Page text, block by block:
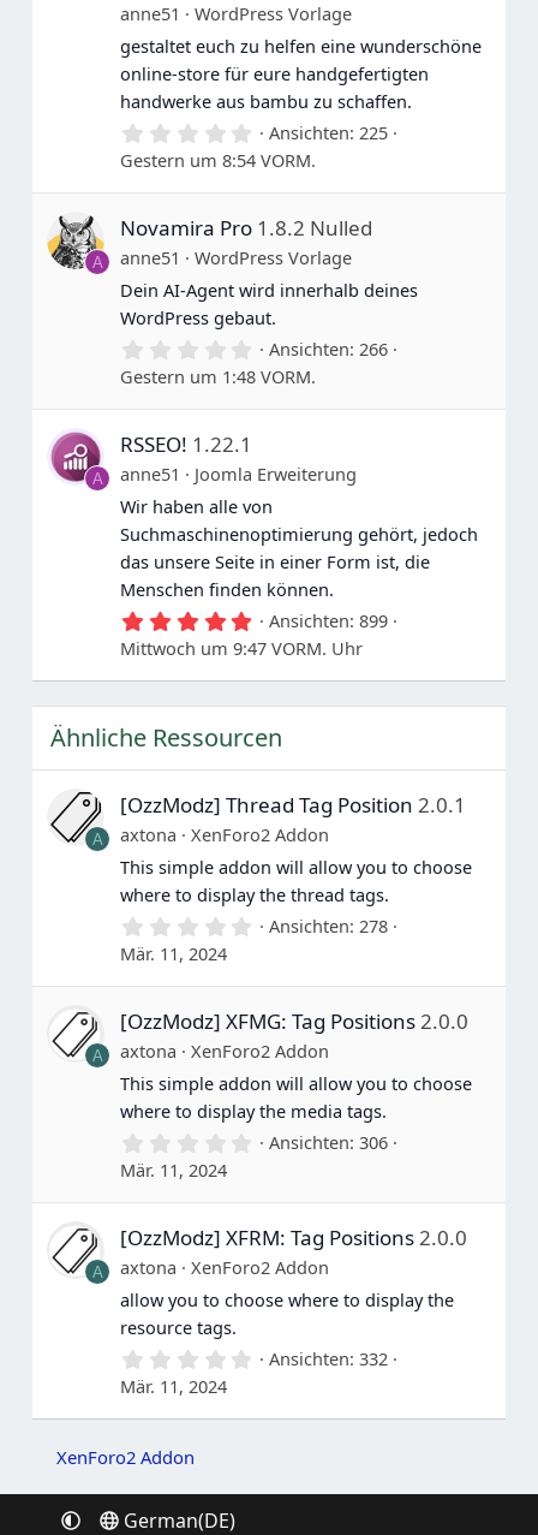
anne51
WordPress Vorlage
gestaltet euch zu helfen eine wunderschöne
online-store für eure handgefertigten
handwerke aus bambu zu schaffen.
0
.
0
0
t
r
n
e
Ansichten 225
Gestern um 8:54 VORM.
A
Novamira Pro 1.8.2 Nulled
anne51
WordPress Vorlage
Dein AI-Agent wird innerhalb deines
WordPress gebaut.
0
.
0
0
e
r
n
e
Ansichten 266
Gestern um 1:48 VORM.
A
RSSEO! 1.22.1
anne51
Joomla Erweiterung
Wir haben alle von
Suchmaschinenoptimierung gehört, jedoch
das unsere Seite in einer Form ist, die
Menschen finden können.
5
.
0
0
e
r
n
Ansichten 899
Mittwoch um 9:47 VORM. Uhr
Ähnliche Ressourcen
A
[OzzModz] Thread Tag Position 2.0.1
axtona
XenForo2 Addon
This simple addon will allow you to choose
where to display the thread tags.
0
0
t
e
r
n
e
Ansichten 278
Mär. 11, 2024
A
[OzzModz] XFMG: Tag Positions2.0.0
axtona
XenForo2 Addon
This simple addon will allow you to choose
where to display the media tags.
0
0
t
e
r
n
e
Ansichten 306
Mär. 11, 2024
A
[OzzModz] XFRM: Tag Positions2.0.0
axtona
XenForo2 Addon
allow you to choose where to display the
resource tags.
0
0
r
Ansichten 332
Mär. 11, 2024
XenForo2 Addon
German(DE)